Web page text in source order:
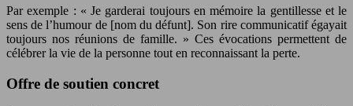
Par exemple : « Je garderai toujours en mémoire la gentillesse et le
sens de l’humour de [nom du défunt]. Son rire communicatif égayait
toujours nos réunions de famille. » Ces évocations permettent de
célébrer la vie de la personne tout en reconnaissant la perte.
Offre de soutien concret